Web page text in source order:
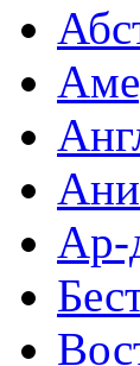
Ар-